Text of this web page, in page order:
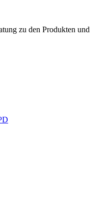
zu den Produkten und